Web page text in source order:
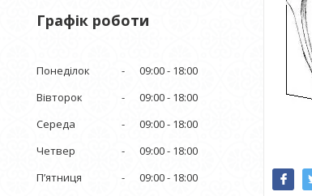
Графік роботи
Понеділок 09:00
18:00
Вівторок
09:00
18:00
Середа
09:00
18:00
Четвер
09:00
18:00
Пʼятниця
09:00
18:00